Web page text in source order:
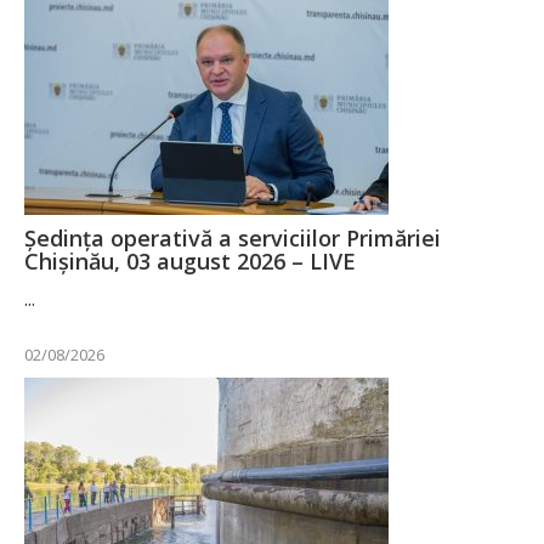
Ședința operativă a serviciilor Primăriei
Chișinău, 03 august 2026 – LIVE
...
02/08/2026